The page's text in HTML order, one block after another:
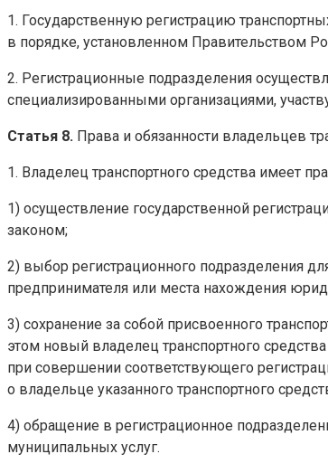
1. Государственную регистрацию
в порядке, установленном Правительством
2. Регистрационные подразделения
специализированными организациями,
Статья 8. Права и обязанности владельцев
1. Владелец транспортного средства имеет
1) осуществление государственной
законом;
2) выбор регистрационного подразделения
предпринимателя или места нахождения
3) сохранение за собой присвоенного
этом новый владелец транспортного
при совершении соответствующего
о владельце указанного транспортного
4) обращение в регистрационное
муниципальных услуг.